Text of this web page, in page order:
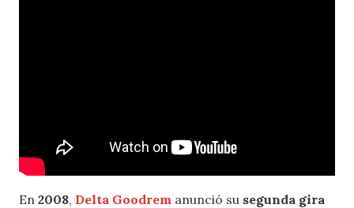
En 2008, Delta Goodrem anunció su segunda gira